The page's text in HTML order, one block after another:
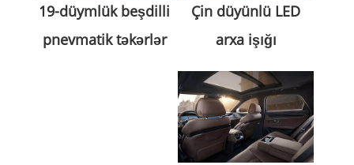
19-düymlük beşdilli
pnevmatik təkərlər
Çin düyünlü LED
arxa işığı